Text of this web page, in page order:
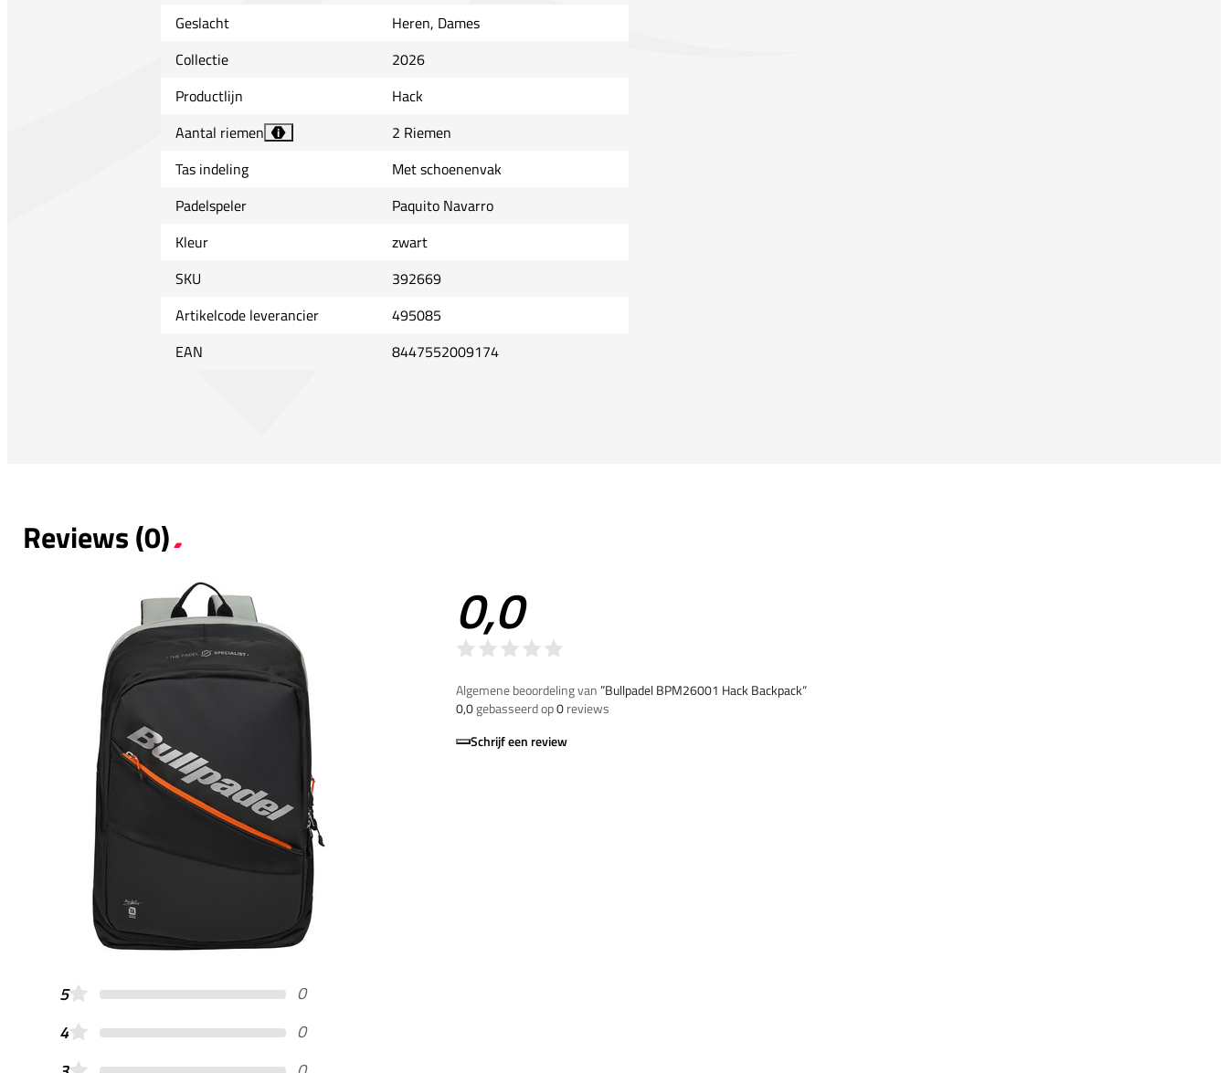
Geslacht
Heren, Dames
Collectie
2026
Productlijn
Hack
Aantal riemen
i
2 Riemen
Tas indeling
Met schoenenvak
Padelspeler
Paquito Navarro
Kleur
zwart
SKU
392669
Artikelcode leverancier
495085
EAN
8447552009174
Reviews (0)
0,0
Algemene beoordeling van”Bullpadel BPM26001 Hack Backpack“
0,0gebasseerd op0reviews
Schrijf een review
5
0
4
0